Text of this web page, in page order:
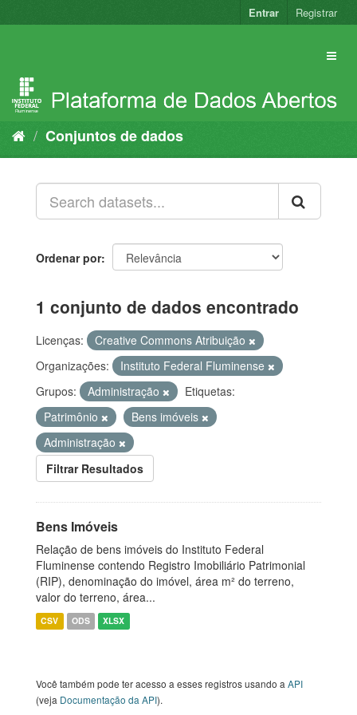
para
Entrar Registrar
Conjuntos de dados
Ordenar por
1 conjunto de dados encontrado
Licenças:
Creative Commons Atribuição
Organizações:
Instituto Federal Fluminense
Grupos:
Administração
Etiquetas:
Patrimônio
Bens imóveis
Administração
Filtrar Resultados
Bens Imóveis
Relação de bens imóveis do Instituto Federal
Fluminense contendo Registro Imobiliário Patrimonial
(RIP), denominação do imóvel, área m² do terreno,
valor do terreno, área...
CSV ODS XLSX
Você também pode ter acesso a esses registros usando aAPI
(veja Documentação da API).